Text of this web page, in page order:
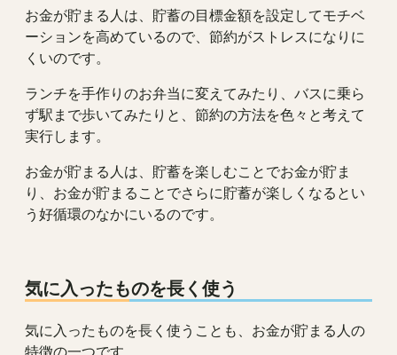
お金が貯まる人は、貯蓄の目標金額を設定してモチベ
ーションを高めているので、節約がストレスになりに
くいのです。
ランチを手作りのお弁当に変えてみたり、バスに乗ら
ず駅まで歩いてみたりと、節約の方法を色々と考えて
実行します。
お金が貯まる人は、貯蓄を楽しむことでお金が貯ま
り、お金が貯まることでさらに貯蓄が楽しくなるとい
う好循環のなかにいるのです。
気に入ったものを長く使う
気に入ったものを長く使うことも、お金が貯まる人の
特徴の一つです。